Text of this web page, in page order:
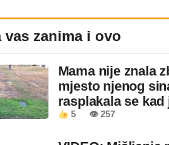
vas zanima i ovo
Mama nije znala
mjesto njenog
rasplakala se
5 👁 257